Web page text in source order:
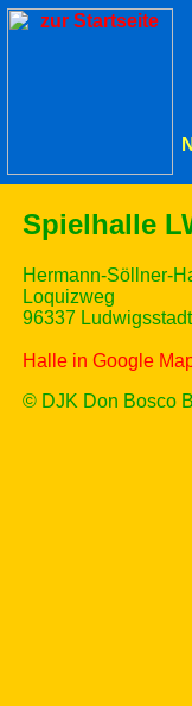
Spielhalle
Hermann-Söllner-
Loquizweg
96337 Ludwigsstadt
Halle in Google
© DJK Don Bosco